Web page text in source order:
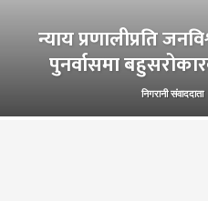
न्याय प्रणालीप्रति
पुनर्वासमा
निगरानी संवाददाता